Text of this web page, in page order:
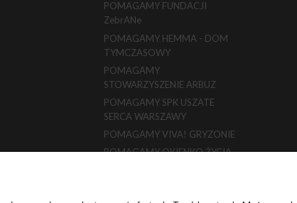
POMAGAMY FUNDACJI
ZebrANe
POMAGAMY HEMMA - DOM
TYMCZASOWY
POMAGAMY
STOWARZYSZENIE ARBUZ
POMAGAMY SPK USZATE
SERCA WARSZAWY
POMAGAMY VIVA! GRYZONIE
POMAGAMY OKIENKO ŻYCIA